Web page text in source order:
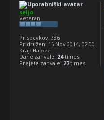
seljo
Veteran
Prispevkov: 336
Pridružen: 16 Nov 2014, 02:00
Kraj: Haloze
Dane zahvale: 24times
Prejete zahvale: 27times